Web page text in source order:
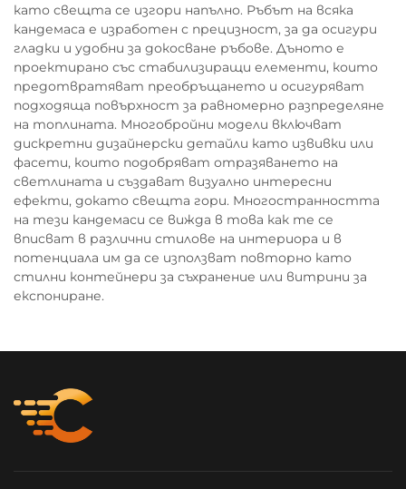
като свещта се изгори напълно. Ръбът на всяка
кандемаса е изработен с прецизност, за да осигури
гладки и удобни за докосване ръбове. Дъното е
проектирано със стабилизиращи елементи, които
предотвратяват преобръщането и осигуряват
подходяща повърхност за равномерно разпределяне
на топлината. Многобройни модели включват
дискретни дизайнерски детайли като извивки или
фасети, които подобряват отразяването на
светлината и създават визуално интересни
ефекти, докато свещта гори. Многостранността
на тези кандемаси се вижда в това как те се
вписват в различни стилове на интериора и в
потенциала им да се използват повторно като
стилни контейнери за съхранение или витрини за
експониране.